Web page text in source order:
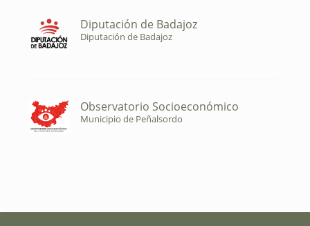
Diputación de Badajoz
Diputación de Badajoz
Observatorio Socioeconómico
Municipio de Peñalsordo